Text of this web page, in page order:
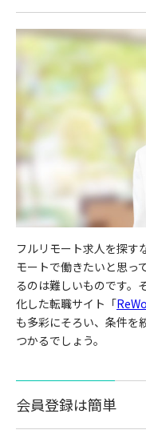
フルリモート求人を探す
モートで働きたいと思っ
るのは難しいものです。
化した転職サイト「
も多彩にそろい、条件を
つかるでしょう。
会員登録は簡単